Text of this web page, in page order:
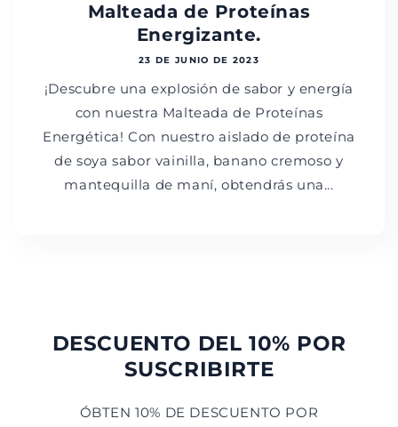
Malteada de Proteínas
Energizante.
23 DE JUNIO DE 2023
¡Descubre una explosión de sabor y energía
con nuestra Malteada de Proteínas
Energética! Con nuestro aislado de proteína
de soya sabor vainilla, banano cremoso y
mantequilla de maní, obtendrás una...
DESCUENTO DEL 10% POR
SUSCRIBIRTE
ÓBTEN 10% DE DESCUENTO POR